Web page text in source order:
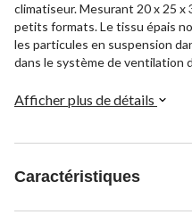
climatiseur. Mesurant 20 x 25
petits formats. Le tissu épais
les particules en suspension
dans le système de ventilation
conception lavable élimine le
Afficher plus de détails
Caractéristiques